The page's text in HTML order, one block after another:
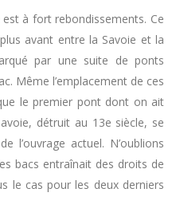
à fort rebondissements. Ce
avant entre la Savoie et la
par une suite de ponts
Même l’emplacement de ces
le premier pont dont on ait
détruit au 13e siècle, se
l’ouvrage actuel. N’oublions
bacs entraînait des droits de
le cas pour les deux derniers